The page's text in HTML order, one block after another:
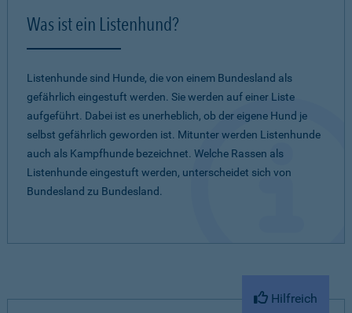
Was ist ein Listenhund?
Listenhunde sind Hunde, die von einem Bundesland als
gefährlich eingestuft werden. Sie werden auf einer Liste
aufgeführt. Dabei ist es unerheblich, ob der eigene Hund je
selbst gefährlich geworden ist. Mitunter werden Listenhunde
auch als Kampfhunde bezeichnet. Welche Rassen als
Listenhunde eingestuft werden, unterscheidet sich von
Bundesland zu Bundesland.
Hilfreich